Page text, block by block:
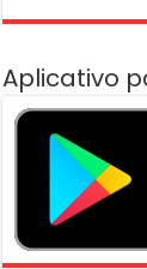
Aplicativo